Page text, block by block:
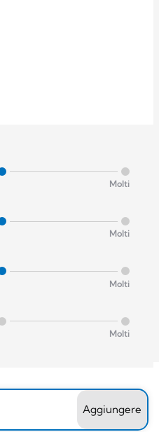
Molti
Molti
Molti
Molti
Aggiungere